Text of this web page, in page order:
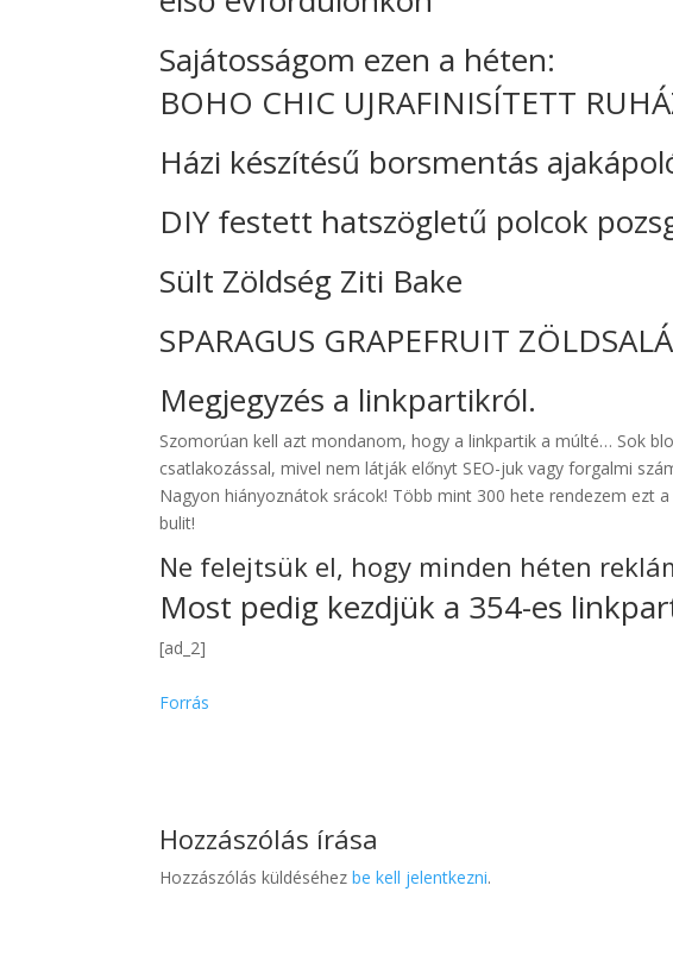
Sajátosságom ezen a héten:
BOHO CHIC UJRAFINISÍTETT
Házi készítésű borsmentás
DIY festett hatszögletű polcok
Sült Zöldség Ziti Bake
SPARAGUS GRAPEFRUIT
Megjegyzés a linkpartikról.
Szomorúan kell azt mondanom, hogy a linkpartik a múlté… Sok
csatlakozással, mivel nem látják előnyt SEO-juk vagy forgalmi
Nagyon hiányoznátok srácok! Több mint 300 hete rendezem ezt
bulit!
Ne felejtsük el, hogy minden héten
Most pedig kezdjük a 354-es
[ad_2]
Forrás
Hozzászólás írása
Hozzászólás küldéséhezbe kell jelentkezni.